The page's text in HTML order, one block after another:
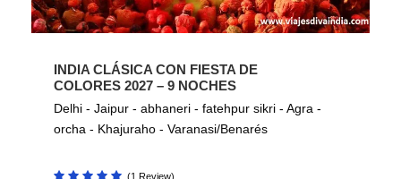
INDIA CLÁSICA CON FIESTA DE
COLORES 2027 – 9 NOCHES
Delhi - Jaipur - abhaneri - fatehpur sikri - Agra -
orcha - Khajuraho - Varanasi/Benarés
(1 Review)